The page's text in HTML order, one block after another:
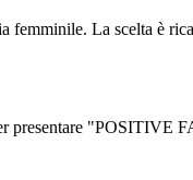
femminile. La scelta è
presentare